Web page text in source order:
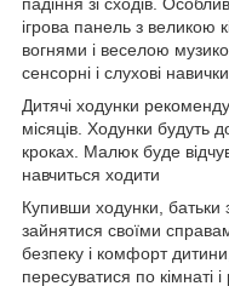
ігрова панель з великою
вогнями і веселою
сенсорні і слухові навички.
Дитячі ходунки
місяців. Ходунки будуть
кроках. Малюк буде
навчиться ходити
Купивши ходунки, батьки
зайнятися своїми
безпеку і комфорт
пересуватися по кімнаті